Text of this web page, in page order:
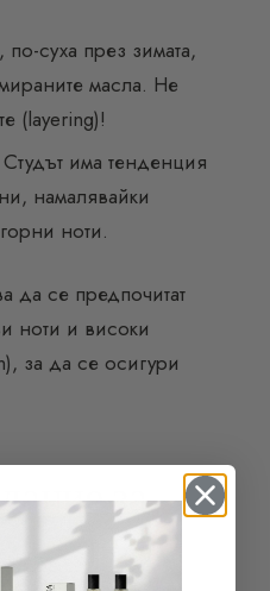
по-суха през зимата,
масла. Не
(layering)!
Студът има тенденция
намалявайки
ноти.
да се предпочитат
ноти и високи
за да се осигури
за